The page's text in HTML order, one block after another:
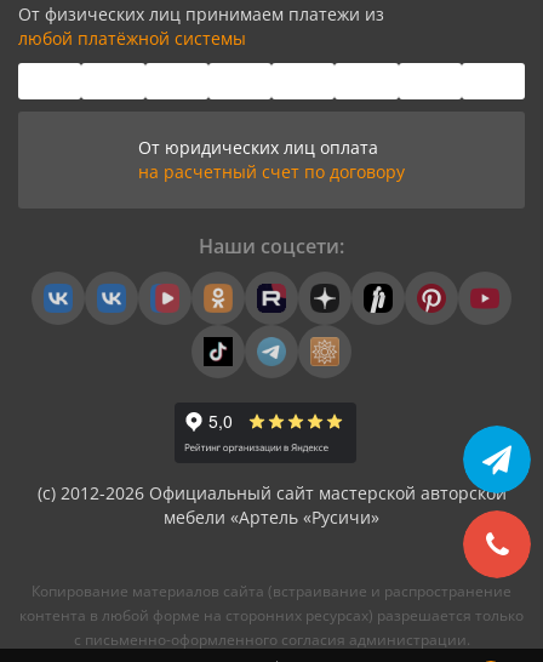
От физических лиц принимаем платежи из
любой платёжной системы
От юридических лиц оплата
на расчетный счет по договору
(с) 2012-2026 Официальный сайт мастерской авторской
мебели «Артель «Русичи»
Наши соцсети:
Копирование материалов сайта (встраивание и распространение
контента в любой форме на сторонних ресурсах) разрешается только
с письменно-оформленного согласия администрации.